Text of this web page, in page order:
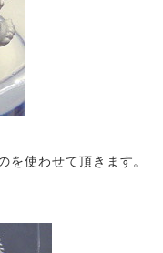
を使わせて頂きます。